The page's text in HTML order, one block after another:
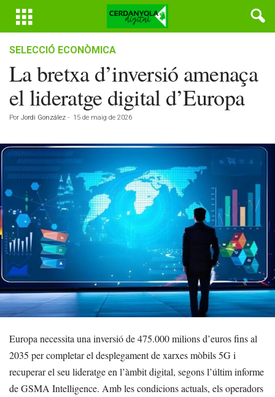
SELECCIÓ ECONÒMICA
La bretxa d’inversió amenaça
el lideratge digital d’Europa
Por Jordi González - 15 de maig de 2026
Europa necessita una inversió de 475.000 milions d’euros fins al
2035 per completar el desplegament de xarxes mòbils 5G i
recuperar el seu lideratge en l’àmbit digital, segons l’últim informe
de GSMA Intelligence. Amb les condicions actuals, els operadors